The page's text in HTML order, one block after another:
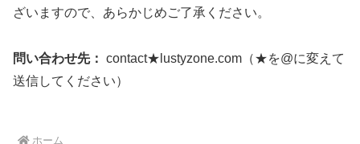
ざいますので、あらかじめご了承ください。
問い合わせ先： contact★lustyzone.com（★を@に変えて
送信してください）
ホーム